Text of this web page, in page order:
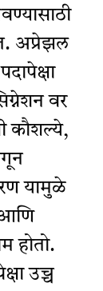
अप्रेझल
वर
कौशल्ये,
यामुळे
होतो.
उच्च